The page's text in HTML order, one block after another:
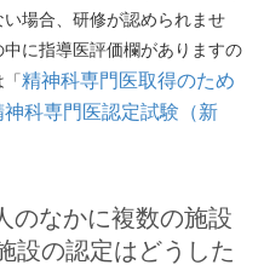
場合、研修が認められませ
に指導医評価欄がありますの
精神科専門医取得のため
科専門医認定試験（新
のなかに複数の施設
設の認定はどうした